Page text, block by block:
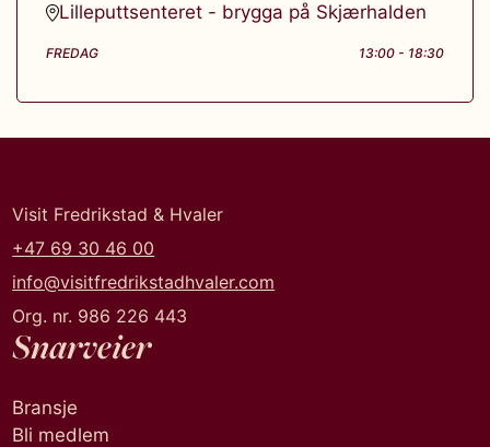
Lilleputtsenteret - brygga på Skjærhalden
FREDAG 13:00 - 18:30
Visit Fredrikstad & Hvaler
+47 69 30 46 00
info@visitfredrikstadhvaler.com
Org. nr. 986 226 443
Snarveier
Bransje
Bli medlem